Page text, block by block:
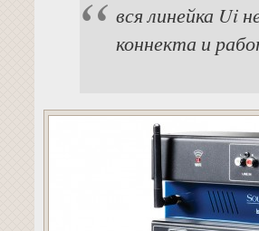
вся линейка Ui
коннекта и